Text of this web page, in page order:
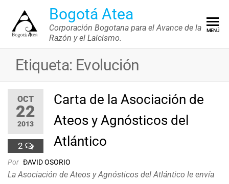
contenido
Bogotá Atea
Corporación Bogotana para el Avance de la
Razón y el Laicismo.
MENÚ
Etiqueta: Evolución
OCT
22
2013
2
Carta de la Asociación de
Ateos y Agnósticos del
Atlántico
Por ÐAVID OSORIO
La Asociación de Ateos y Agnósticos del Atlántico le envía